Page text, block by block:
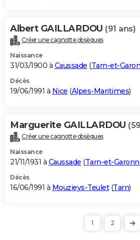
Albert GAILLARDOU (91 ans)
Créer une cagnotte obsèques
Naissance
31/03/1900 à Caussade (Tarn-et-
Décès
19/06/1991 à Nice (Alpes-Maritimes)
Marguerite GAILLARDOU
Créer une cagnotte obsèques
Naissance
21/11/1931 à Caussade (Tarn-et-
Décès
16/06/1991 à Mouzieys-Teulet(Tarn)
1 2